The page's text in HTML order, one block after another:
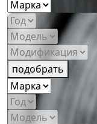
подобрать